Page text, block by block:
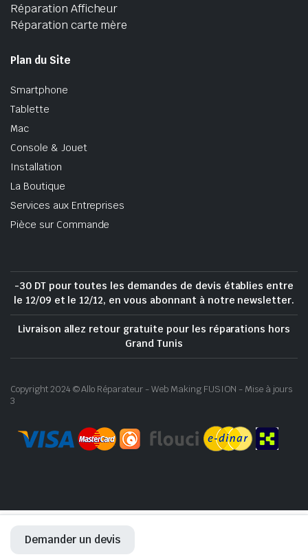
Demander un devis
Réparation Afficheur
Réparation carte mère
Plan du Site
Smartphone
Tablette
Mac
Console & Jouet
Installation
La Boutique
Services aux Entreprises
Pièce sur Commande
-30 DT pour toutes les demandes de devis établies entre
le 12/09 et le 12/12, en vous abonnant à notre newsletter.
Livraison allez retour gratuite pour les réparations hors
Grand Tunis
Copyright 2024 © Allo Réparateur - Web Making FUSION - Mise à jours
3